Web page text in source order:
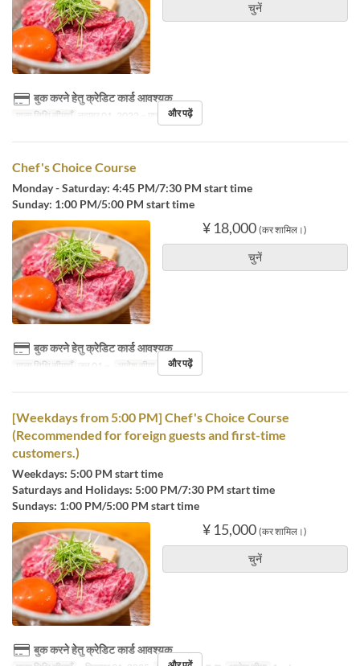
चुनें
बुक करने हेतु क्रेडिट कार्ड आवश्यक
मान्य तिथि सीमाएँ नवम्बर 01, 2022 ~ मार्च 31, 2024
और पढ़ें
Chef's Choice Course
Monday - Saturday: 4:45 PM/7:30 PM start time
Sunday: 1:00 PM/5:00 PM start time
¥ 18,000 (कर शामिल।)
चुनें
बुक करने हेतु क्रेडिट कार्ड आवश्यक
मान्य तिथि सीमाएँ जन 01 ~ आदेश सीमा 1 ~ 6
और पढ़ें
[Weekdays from 5:00 PM] Chef's Choice Course
(Recommended for foreign guests and first-time
customers.)
Weekdays: 5:00 PM start time
Saturdays and Holidays: 5:00 PM/7:30 PM start time
Sundays: 1:00 PM/5:00 PM start time
¥ 15,000 (कर शामिल।)
चुनें
बुक करने हेतु क्रेडिट कार्ड आवश्यक